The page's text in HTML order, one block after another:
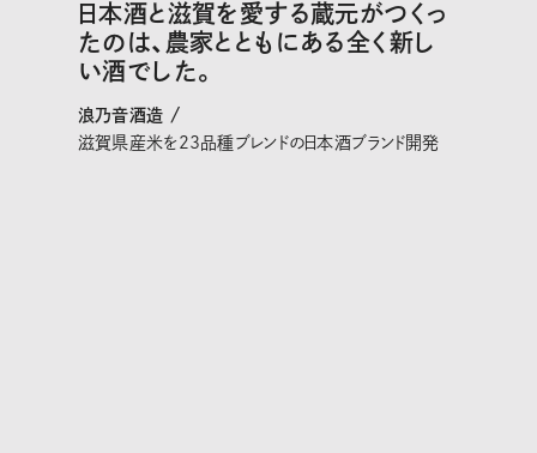
日本酒と滋賀を愛する蔵元がつくっ
たのは、農家とともにある全く新し
い酒でした。
浪乃音酒造 /
滋賀県産米を23品種ブレンドの日本酒ブランド開発